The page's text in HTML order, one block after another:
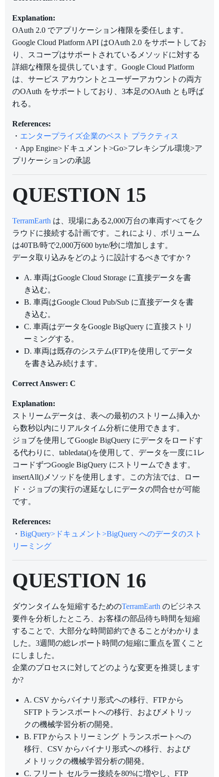
Explanation:
OAuth 2.0 でアプリケーション権限を委任します。
Google Cloud Platform API はOAuth 2.0 をサポートしてお
り、スコープはサポートされているメソッドに対する
詳細な権限を提供しています。Google Cloud Platform
は、サービス アカウントとユーザーアカウントの両方
のOAuth をサポートしており、3本足のOAuth とも呼ば
れる。
References:
・ エンタープライズ企業のベスト プラクティス
・App Engine>ドキュメント>Go>フレキシブル環境>ア
プリケーションの承認
QUESTION 15
TerramEarth は、現場にある2,000万台の車両すべてをク
ラウドに接続する計画です。これにより、ボリューム
は40TB/時で2,000万600 byte/秒に増加します。
データ取り込みをどのように設計するべきですか？
A. 車両はGoogle Cloud Storage に直接データを書
き込む。
B. 車両はGoogle Cloud Pub/Sub に直接データを書
き込む。
C. 車両はデータをGoogle BigQuery に直接ストリ
ーミングする。
D. 車両は既存のシステム(FTP)を使用してデータ
を書き込み続けます。
Correct Answer: C
Explanation:
ストリームデータは、表への最初のストリーム挿入か
ら数秒以内にリアルタイム分析に使用できます。
ジョブを使用してGoogle BigQuery にデータをロードす
る代わりに、tabledata()を使用して、データを一度に1レ
コードずつGoogle BigQuery にストリームできます。
insertAll()メソッドを使用します。この方法では、ロー
ド・ジョブの実行の遅延なしにデータの問合せが可能
です。
References:
・ BigQuery>ドキュメント>BigQuery へのデータのスト
リーミング
QUESTION 16
ダウンタイムを短縮するためのTerramEarth のビジネス
要件を分析したところ、お客様の部品待ち時間を短縮
することで、大部分な時間節約できることがわかりま
した。3週間の総レポート時間の短縮に重点を置くこと
にしました。
企業のプロセスに対してどのような変更を推奨します
か?
A. CSV からバイナリ形式への移行、FTP から
SFTP トランスポートへの移行、およびメトリッ
クの機械学習分析の開発。
B. FTP からストリーミング トランスポートへの
移行、CSV からバイナリ形式への移行、および
メトリックの機械学習分析の開発。
C. フリート セルラー接続を80%に増やし、FTP